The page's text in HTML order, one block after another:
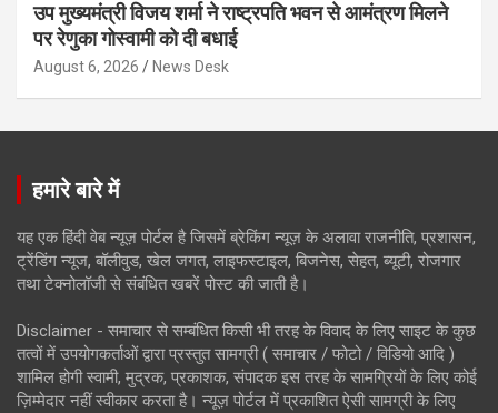
उप मुख्यमंत्री विजय शर्मा ने राष्ट्रपति भवन से आमंत्रण मिलने
पर रेणुका गोस्वामी को दी बधाई
August 6, 2026 News Desk
हमारे बारे में
यह एक हिंदी वेब न्यूज़ पोर्टल है जिसमें ब्रेकिंग न्यूज़ के अलावा राजनीति, प्रशासन,
ट्रेंडिंग न्यूज, बॉलीवुड, खेल जगत, लाइफस्टाइल, बिजनेस, सेहत, ब्यूटी, रोजगार
तथा टेक्नोलॉजी से संबंधित खबरें पोस्ट की जाती है।
Disclaimer - समाचार से सम्बंधित किसी भी तरह के विवाद के लिए साइट के कुछ
तत्वों में उपयोगकर्ताओं द्वारा प्रस्तुत सामग्री ( समाचार / फोटो / विडियो आदि )
शामिल होगी स्वामी, मुद्रक, प्रकाशक, संपादक इस तरह के सामग्रियों के लिए कोई
ज़िम्मेदार नहीं स्वीकार करता है। न्यूज़ पोर्टल में प्रकाशित ऐसी सामग्री के लिए